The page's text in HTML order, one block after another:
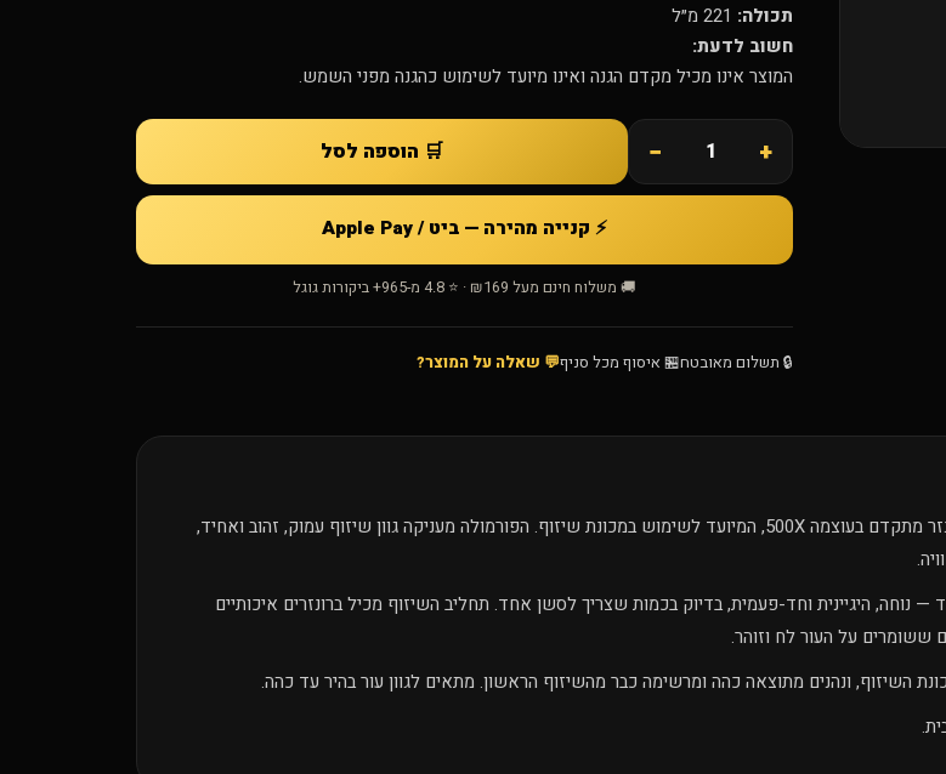
תכולה:
חשוב לדעת:
המוצר אינו מכיל מקדם הגנה ואינו מיועד לשימוש כהגנה מפני השמש.
+
− 🛒 הוספה לסל
⚡ קנייה מהירה — ביט / Apple Pay
🚚 משלוח חינם מעל ₪169 · ⭐ 4.8 מ-965+ ביקורות גוגל
🔒 תשלום מאובטח🏪 איסוף מכל סניף💬 שאלה על המוצר?
הוא תחליב שיזוף יוקרתי במיוחד עם ברונזר מתקדם בעוצמה 500X, המיועד לשימוש במכונת שיזוף. הפורמולה מעניקה גוון שיזוף עמוק, זהוב ואחיד,
— נוחה, היגיינית וחד-פעמית, בדיוק בכמות שצריך לסשן אחד. תחליב השיזוף מכיל ברונזרים איכותיים
ששומרים על העור לח וזוהר.
השיזוף, ונהנים מתוצאה כהה ומרשימה כבר מהשיזוף הראשון. מתאים לגוון עור בהיר עד כהה.